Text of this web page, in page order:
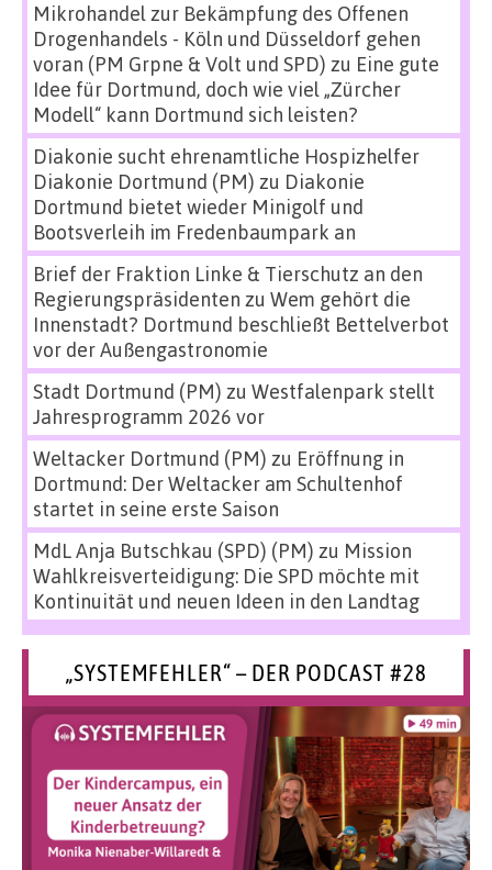
Mikrohandel zur Bekämpfung des Offenen
Drogenhandels - Köln und Düsseldorf gehen
voran (PM Grpne & Volt und SPD) zu Eine gute
Idee für Dortmund, doch wie viel „Zürcher
Modell“ kann Dortmund sich leisten?
Diakonie sucht ehrenamtliche Hospizhelfer
Diakonie Dortmund (PM) zu Diakonie
Dortmund bietet wieder Minigolf und
Bootsverleih im Fredenbaumpark an
Brief der Fraktion Linke & Tierschutz an den
Regierungspräsidenten zu Wem gehört die
Innenstadt? Dortmund beschließt Bettelverbot
vor der Außengastronomie
Stadt Dortmund (PM) zu Westfalenpark stellt
Jahresprogramm 2026 vor
Weltacker Dortmund (PM) zu Eröffnung in
Dortmund: Der Weltacker am Schultenhof
startet in seine erste Saison
MdL Anja Butschkau (SPD) (PM) zu Mission
Wahlkreisverteidigung: Die SPD möchte mit
Kontinuität und neuen Ideen in den Landtag
„SYSTEMFEHLER“ – DER PODCAST #28